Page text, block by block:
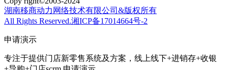
湖南移商动力网络技术有限公司&版权所有
All Rights Reserved.湘ICP备17014664号-2
申请演示
专注于提供门店新零售系统及方案，线上线下+进销存+收银